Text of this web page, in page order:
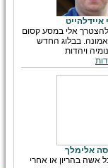
איידלהייט
להצטרך אלי במסע קסום
בבלוג החדש
ויהדות
אלימלך
אשה בהריון או אחרי